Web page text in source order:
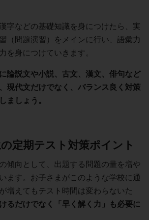
字などの基礎知識を身につけたら、実
（問題演習）をメインに行い、語彙力
を身につけていきます。
論説文や小説、古文、漢文、俳句など
現代文だけでなく、バランス良く対策
ましょう。
定期テスト対策ポイント
傾向として、出題する問題の量を増や
ます。お子さまがこのような学校に通
増えてもテスト時間は変わらないた
るだけでなく「早く解く力」も必要に